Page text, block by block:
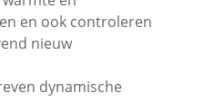
en ook controleren
nieuw
dynamische